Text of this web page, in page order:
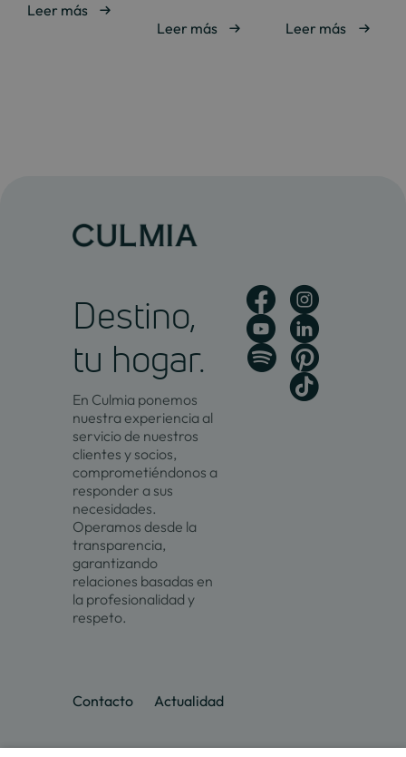
Leer más
Leer más Leer más
Destino,
tu hogar.
En Culmia ponemos
nuestra experiencia al
servicio de nuestros
clientes y socios,
comprometiéndonos a
responder a sus
necesidades.
Operamos desde la
transparencia,
garantizando
relaciones basadas en
la profesionalidad y
respeto.
Contacto Actualidad